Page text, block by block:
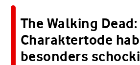
The Walking
Charaktertode
besonders